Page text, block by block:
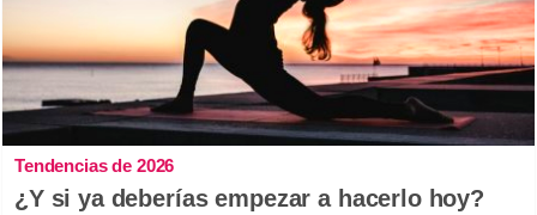
Tendencias de 2026
¿Y si ya deberías empezar a hacerlo hoy?